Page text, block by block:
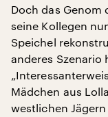
Doch das Genom
seine Kollegen
Speichel
anderes Szenario
Mädchen aus
westlichen